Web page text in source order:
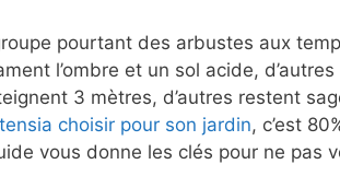
pourtant des arbustes aux
l’ombre et un sol acide,
3 mètres, d’autres restent
choisir pour son jardin, c’est
vous donne les clés pour ne pas